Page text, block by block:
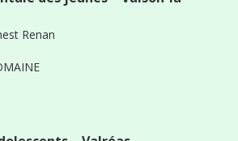
Renan